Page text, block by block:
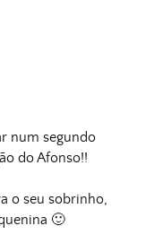
num segundo
do Afonso!!
o seu sobrinho,
🙂